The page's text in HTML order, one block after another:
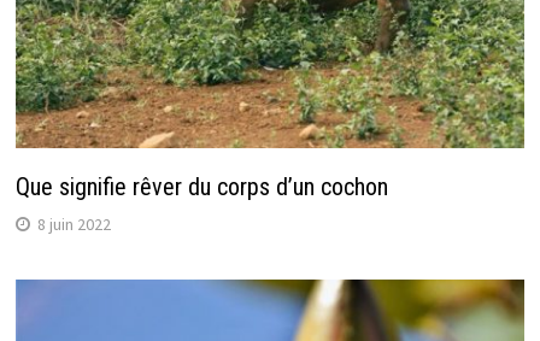
Que signifie rêver du corps d’un cochon
8 juin 2022